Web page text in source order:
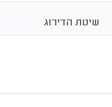
שיטת הדירוג